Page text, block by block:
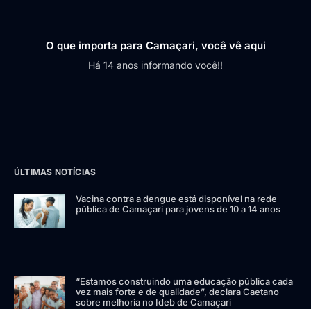
O que importa para Camaçari, você vê aqui
Há 14 anos informando você!!
ÚLTIMAS NOTÍCIAS
Vacina contra a dengue está disponível na rede
pública de Camaçari para jovens de 10 a 14 anos
“Estamos construindo uma educação pública cada
vez mais forte e de qualidade”, declara Caetano
sobre melhoria no Ideb de Camaçari